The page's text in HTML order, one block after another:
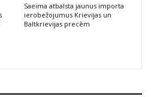
Saeima atbalsta jaunus importa
ierobežojumus Krievijas un
Baltkrievijas precēm